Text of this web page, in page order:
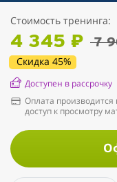
Стоимость тренинга:
4 345 ₽ 7
Скидка 45%
Доступен в рассрочку
Оплата
доступ к просмотру